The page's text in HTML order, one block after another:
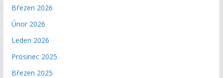
Březen 2026
Únor 2026
Leden 2026
Prosinec 2025
Březen 2025